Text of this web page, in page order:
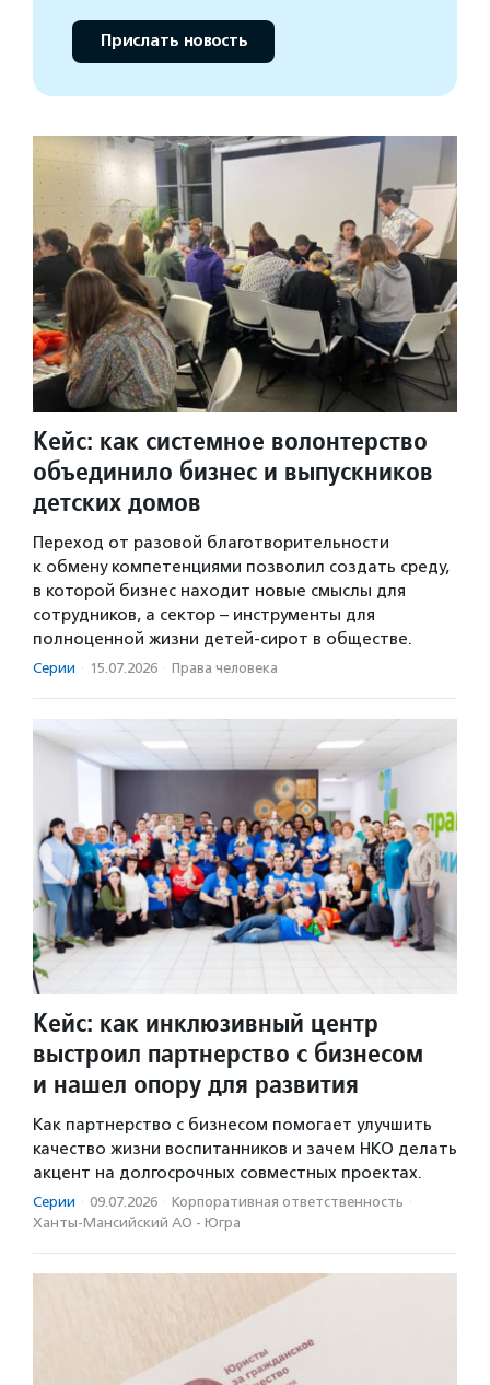
Прислать новость
Кейс: как системное волонтерство
объединило бизнес и выпускников
детских домов
Переход от разовой благотворительности
к обмену компетенциями позволил создать среду,
в которой бизнес находит новые смыслы для
сотрудников, а сектор – инструменты для
полноценной жизни детей-сирот в обществе.
Серии · 15.07.2026 · Права человека
Кейс: как инклюзивный центр
выстроил партнерство с бизнесом
и нашел опору для развития
Как партнерство с бизнесом помогает улучшить
качество жизни воспитанников и зачем НКО делать
акцент на долгосрочных совместных проектах.
Серии · 09.07.2026 · Корпоративная ответственность ·
Ханты-Мансийский АО - Югра